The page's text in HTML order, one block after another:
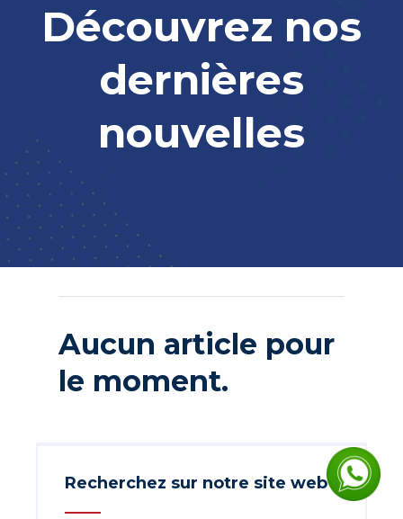
Découvrez nos
dernières
nouvelles
Aucun article pour
le moment.
Recherchez sur notre site web